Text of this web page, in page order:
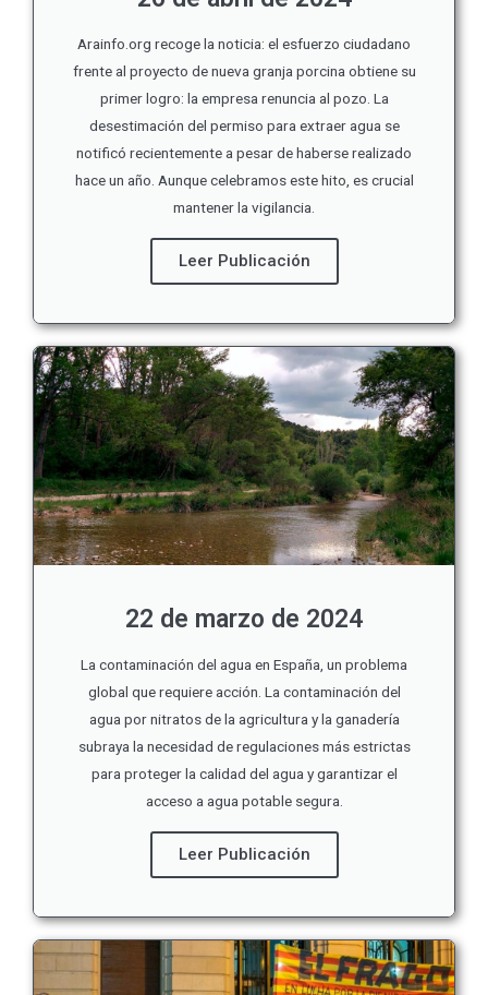
Arainfo.org recoge la noticia: el esfuerzo ciudadano
frente al proyecto de nueva granja porcina obtiene su
primer logro: la empresa renuncia al pozo. La
desestimación del permiso para extraer agua se
notificó recientemente a pesar de haberse realizado
hace un año. Aunque celebramos este hito, es crucial
mantener la vigilancia.
Leer Publicación
22 de marzo de 2024
La contaminación del agua en España, un problema
global que requiere acción. La contaminación del
agua por nitratos de la agricultura y la ganadería
subraya la necesidad de regulaciones más estrictas
para proteger la calidad del agua y garantizar el
acceso a agua potable segura.
Leer Publicación